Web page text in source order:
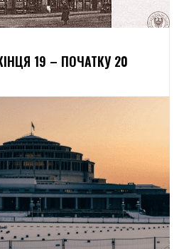
19 – ПОЧАТКУ 20